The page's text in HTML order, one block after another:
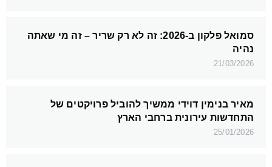
סמואל פלקון ב-2026: זה לא רק שריר – זה מי שאתה
נהיה
21/03/2026
מאיר בנימין דוידי ממשיך להוביל פרויקטים של
התחדשות עירונית ברחבי הארץ
25/01/2026